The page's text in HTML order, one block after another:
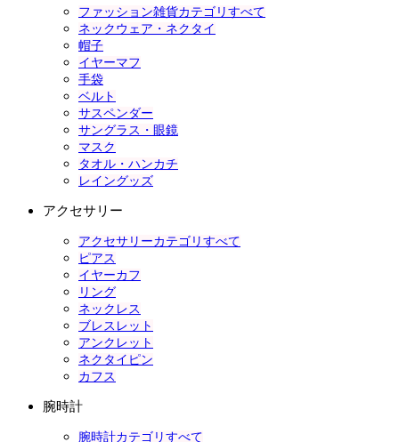
ファッション雑貨カテゴリすべて
ネックウェア・ネクタイ
帽子
イヤーマフ
手袋
ベルト
サスペンダー
サングラス・眼鏡
マスク
タオル・ハンカチ
レイングッズ
アクセサリー
アクセサリーカテゴリすべて
ピアス
イヤーカフ
リング
ネックレス
ブレスレット
アンクレット
ネクタイピン
カフス
腕時計
腕時計カテゴリすべて